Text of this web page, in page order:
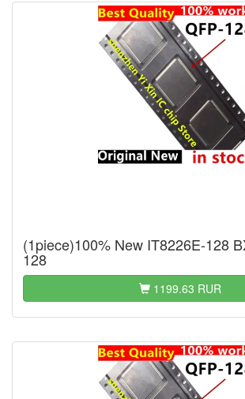
(1piece)100% New IT8226E-128
128
1199.63 RUR